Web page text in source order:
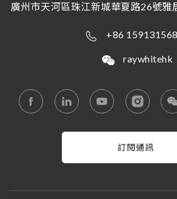
廣州市天河區珠江新城華夏路26號雅
+86
raywhitehk
訂閱通訊